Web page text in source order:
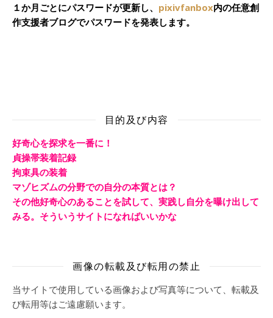
１か月ごとにパスワードが更新し、 pixivfanbox内の任意創
作支援者ブログでパスワードを発表します。
目的及び内容
好奇心を探求を一番に！
貞操帯装着記録
拘束具の装着
マゾヒズムの分野での自分の本質とは？
その他好奇心のあることを試して、実践し自分を曝け出して
みる。そういうサイトになればいいかな
画像の転載及び転用の禁止
当サイトで使用している画像および写真等について、転載及
び転用等はご遠慮願います。